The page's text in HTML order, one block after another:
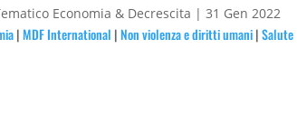
Economia & Decrescita |31 Gen 2022
|MDF International |Non violenza e diritti umani|Salute